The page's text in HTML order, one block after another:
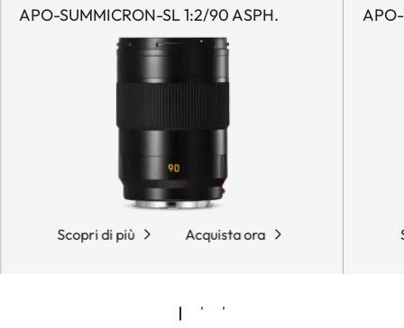
APO-SUMMICRON-SL 1:2/90 ASPH.
Scopri di più Acquista ora